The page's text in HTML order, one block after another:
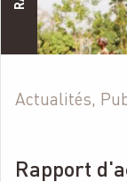
Actualités,
Rapport